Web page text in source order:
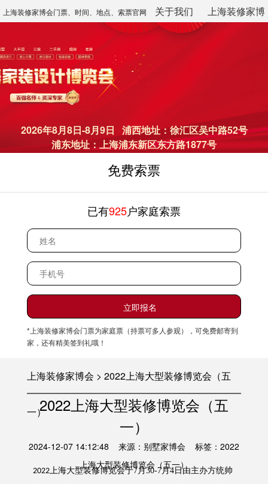
上海装修家博会门票、时间、地点、索票官网 关于我们
上海装修家博
2026年8月8日-8月9日 浦西地址：徐汇区吴中路52号
浦东地址：上海浦东新区东方路1877号
免费索票
已有925户家庭索票
*上海装修家博会门票为家庭票（持票可多人参观），可免费邮寄到
家，还有精美签到礼哦！
上海装修家博会 > 2022上海大型装修博览会（五
一）2022上海大型装修博览会（五
一）
2024-12-07 14:12:48 来源：别墅家博会 标签：2022
上海大型装修博览会（五一）
2022上海大型装修博览会于7月30-7月4日由主办方统帅